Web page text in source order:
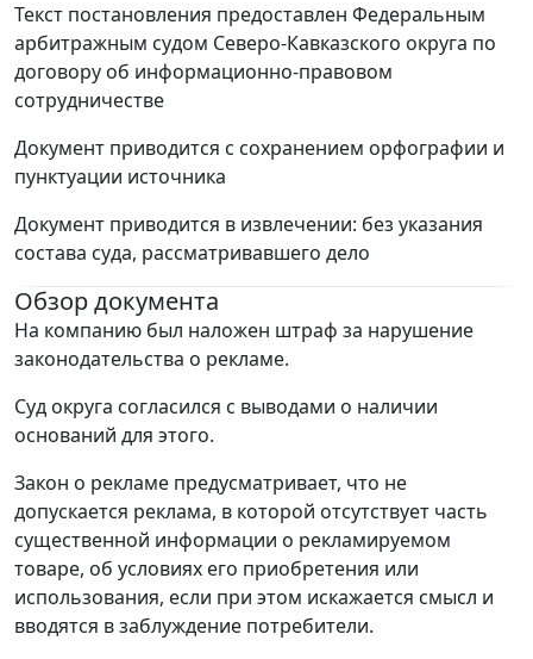
Текст постановления предоставлен Федеральным
арбитражным судом Северо-Кавказского округа по
договору об информационно-правовом
сотрудничестве
Документ приводится с сохранением орфографии и
пунктуации источника
Документ приводится в извлечении: без указания
состава суда, рассматривавшего дело
Обзор документа
На компанию был наложен штраф за нарушение
законодательства о рекламе.
Суд округа согласился с выводами о наличии
оснований для этого.
Закон о рекламе предусматривает, что не
допускается реклама, в которой отсутствует часть
существенной информации о рекламируемом
товаре, об условиях его приобретения или
использования, если при этом искажается смысл и
вводятся в заблуждение потребители.